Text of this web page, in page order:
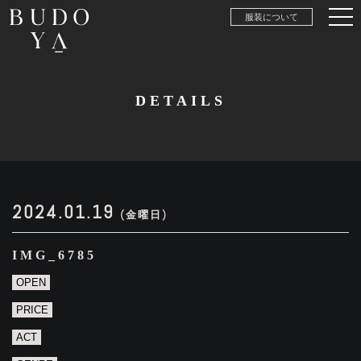
服装について
DETAILS
2024.01.19 (金曜日)
IMG_6785
OPEN
PRICE
ACT